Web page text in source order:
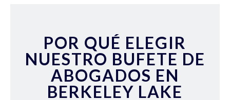
POR QUÉ ELEGIR
NUESTRO BUFETE DE
ABOGADOS EN
BERKELEY LAKE